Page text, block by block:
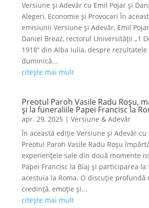
Versiune și Adevăr cu Emil Pojar și
Alegeri, Economie și Provocari În
emisiunii Versiune și Adevăr, Emil
Daniel Breaz, rectorul Universității „1
1918” din Alba Iulia, despre
duminică...
citește mai mult
Preotul Paroh Vasile Radu Roșu,
și la funeraliile Papei Francisc la
apr. 29, 2025 | Versiune & Adevăr
În această ediție Versiune și Adevăr cu
Preotul Paroh Vasile Radu Roșu
experiențele sale din două momente
Papei Francisc la Blaj și participarea
acestuia la Roma. O discuție profundă
credință, emoție și...
citește mai mult